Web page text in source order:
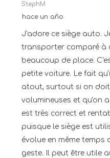
StephM
hace un año
J'adore ce siège auto.
transporter comparé à
beaucoup de place.
petite voiture. Le fait
atout, surtout si on
volumineuses et qu'on
est très correct et
puisque le siège est
évolue en même temps
geste. Il peut être utile